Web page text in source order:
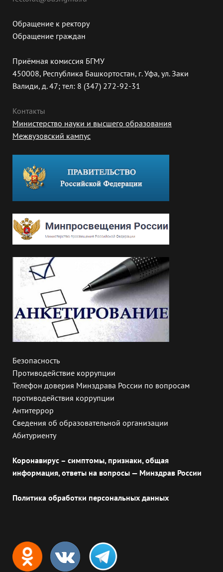
Обращение к ректору
Обращение граждан
Приёмная комиссия БГМУ
450008, Республика Башкортостан, г. Уфа, ул. Заки
Валиди, д. 47; тел: 8 (347) 272-92-31
Контакты
Министерство науки и высшего образования
Межвузовский кампус
Безопасность
Противодействие коррупции
Телефон доверия Минздрава России по вопросам
противодействия коррупции
Антитеррор
Сведения об образовательной организации
Абитуриенту
Коронавирус – симптомы, признаки, общая
информация, ответы на вопросы — Минздрав России
Политика обработки персональных данных